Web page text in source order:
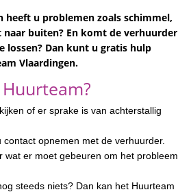
heeft u problemen zoals schimmel,
naar buiten? En komt de verhuurder
lossen? Dan kunt u gratis hulp
Vlaardingen.
of er sprake is van achterstallig
opnemen met de verhuurder.
er moet gebeuren om het probleem
steeds niets? Dan kan het Huurteam